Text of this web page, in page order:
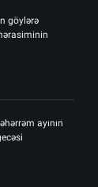
göylərə
ayının